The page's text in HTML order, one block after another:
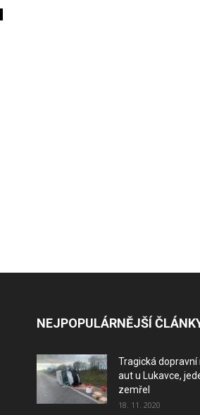
NEJPOPULÁRNĚJŠÍ
Tragická
aut u Lukavce,
zemřel
18. 11. 2020